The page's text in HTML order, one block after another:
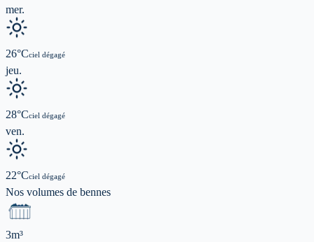
mer.
26°Cciel dégagé
jeu.
28°Cciel dégagé
ven.
22°Cciel dégagé
Nos volumes de bennes
3m³